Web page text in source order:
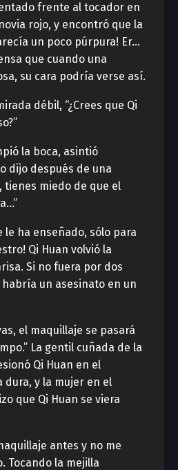
frente al tocador en
rojo, y encontró que la
un poco púrpura! Er…
que cuando una
su cara podría verse así.
débil, “¿Crees que Qi
la boca, asintió
dijo después de una
tienes miedo de que el
le ha enseñado, sólo para
Qi Huan volvió la
Si no fuera por dos
un asesinato en un
el maquillaje se pasará
La gentil cuñada de la
Qi Huan en el
y la mujer en el
que Qi Huan se viera
antes y no me
Tocando la mejilla